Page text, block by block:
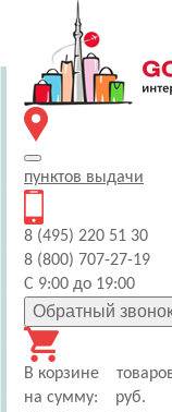
пунктов выдачи
8 (495) 220 51 30
8 (800) 707-27-19
С 9:00 до 19:00
Обратный
В корзине
на сумму:
руб.